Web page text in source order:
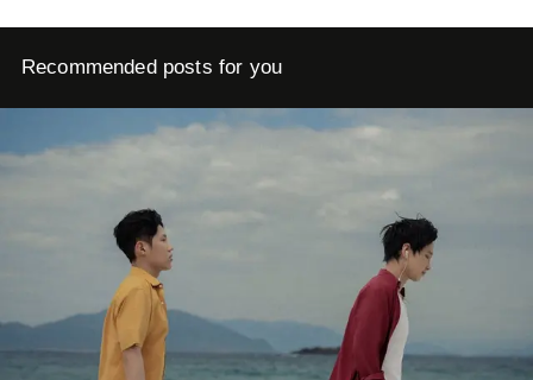
Recommended posts for you